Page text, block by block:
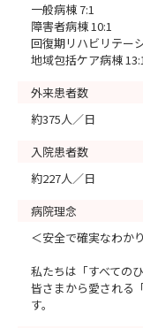
一般病棟 7:1
障害者病棟 10:1
回復期リハビリテー
地域包括ケア病棟
外来患者数
約375人／日
入院患者数
約227人／日
病院理念
＜安全で確実なわか
私たちは「すべての
皆さまから愛される
す。